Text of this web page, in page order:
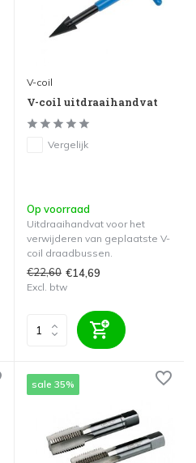
V-coil
V-coil uitdraaihandvat
Vergelijk
Op voorraad
Uitdraaihandvat voor het
verwijderen van geplaatste V-
coil draadbussen.
€22,60 €14,69
Excl. btw
sale 35%